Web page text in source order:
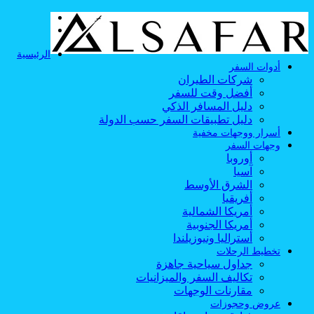
الرئيسية
أدوات السفر
شركات الطيران
أفضل وقت للسفر
دليل المسافر الذكي
دليل تطبيقات السفر حسب الدولة
أسرار ووجهات مخفية
وجهات السفر
أوروبا
آسيا
الشرق الأوسط
أفريقيا
أمريكا الشمالية
أمريكا الجنوبية
أستراليا ونيوزيلندا
تخطيط الرحلات
جداول سياحية جاهزة
تكاليف السفر والميزانيات
مقارنات الوجهات
عروض وحجوزات